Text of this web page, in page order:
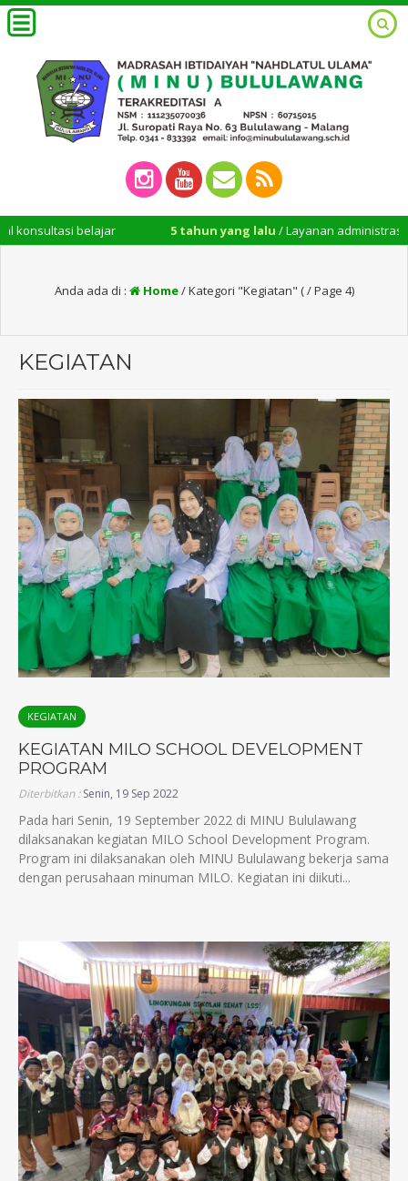
5 tahun yang lalu / Layanan administrasi madrasah buka
Anda ada di : Home/Kategori "Kegiatan" ( / Page 4)
KEGIATAN
KEGIATAN
KEGIATAN MILO SCHOOL DEVELOPMENT
PROGRAM
Diterbitkan :Senin, 19 Sep 2022
Pada hari Senin, 19 September 2022 di MINU Bululawang
dilaksanakan kegiatan MILO School Development Program.
Program ini dilaksanakan oleh MINU Bululawang bekerja sama
dengan perusahaan minuman MILO. Kegiatan ini diikuti...